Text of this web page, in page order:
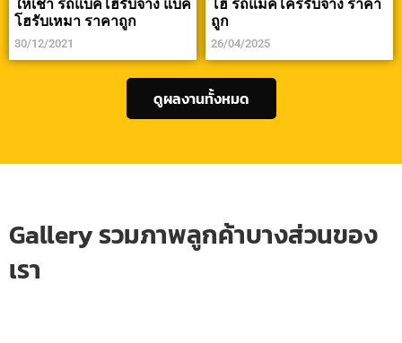
ให้เช่า รถแบคโฮรับจ้าง แบค
โฮรับเหมา ราคาถูก
30/12/2021
โฮ รถแม็คโครรับจ้าง ราคา
ถูก
26/04/2025
ดูผลงานทั้งหมด
Gallery รวมภาพลูกค้าบางส่วนของ
เรา